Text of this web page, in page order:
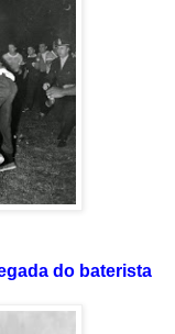
do baterista